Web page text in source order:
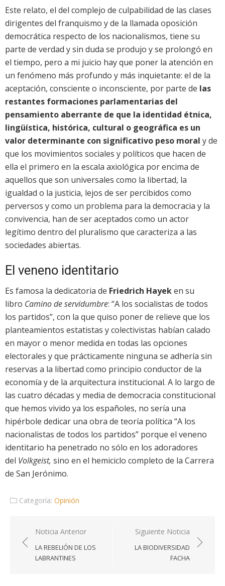
Este relato, el del complejo de culpabilidad de las clases
dirigentes del franquismo y de la llamada oposición
democrática respecto de los nacionalismos, tiene su
parte de verdad y sin duda se produjo y se prolongó en
el tiempo, pero a mi juicio hay que poner la atención en
un fenómeno más profundo y más inquietante: el de la
aceptación, consciente o inconsciente, por parte de las
restantes formaciones parlamentarias del
pensamiento aberrante de que la identidad étnica,
lingüística, histórica, cultural o geográfica es un
valor determinante con significativo peso moral y de
que los movimientos sociales y políticos que hacen de
ella el primero en la escala axiológica por encima de
aquellos que son universales como la libertad, la
igualdad o la justicia, lejos de ser percibidos como
perversos y como un problema para la democracia y la
convivencia, han de ser aceptados como un actor
legítimo dentro del pluralismo que caracteriza a las
sociedades abiertas.
El veneno identitario
Es famosa la dedicatoria de Friedrich Hayeken su
libro Camino de servidumbre: “A los socialistas de todos
los partidos”, con la que quiso poner de relieve que los
planteamientos estatistas y colectivistas habían calado
en mayor o menor medida en todas las opciones
electorales y que prácticamente ninguna se adhería sin
reservas a la libertad como principio conductor de la
economía y de la arquitectura institucional. A lo largo de
las cuatro décadas y media de democracia constitucional
que hemos vivido ya los españoles, no sería una
hipérbole dedicar una obra de teoría política “A los
nacionalistas de todos los partidos” porque el veneno
identitario ha penetrado no sólo en los adoradores
del Volkgeist, sino en el hemiciclo completo de la Carrera
de San Jerónimo.
Categoría: Opinión
Navegación
de
entradas
Noticia Anterior
LA REBELIÓN DE LOS
LABRANTINES
Siguiente Noticia
LA BIODIVERSIDAD
FACHA